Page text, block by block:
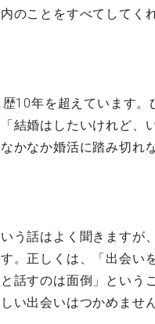
のことをすべてしてく
10年を超えています。
結婚はしたいけれど、
かなか婚活に踏み切れ
う話はよく聞きますが
。正しくは、「出会い
話すのは面倒」という
い出会いはつかめません